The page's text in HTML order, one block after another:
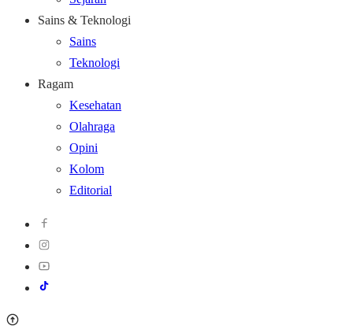
Sains & Teknologi
Sains
Teknologi
Ragam
Kesehatan
Olahraga
Opini
Kolom
Editorial